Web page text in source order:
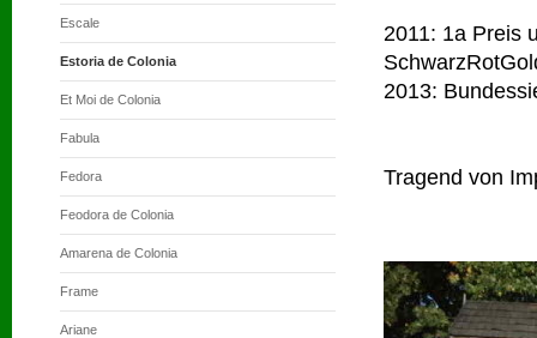
Escale
Estoria de Colonia
Et Moi de Colonia
Fabula
Fedora
Feodora de Colonia
Amarena de Colonia
Frame
Ariane
2011: 1a Preis
2013:
Tragend von